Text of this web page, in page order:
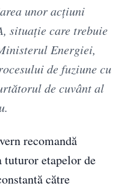
unor acţiuni
situaţie care trebuie
Energiei,
de fuziune cu
de cuvânt al
recomandă
tuturor etapelor de
către